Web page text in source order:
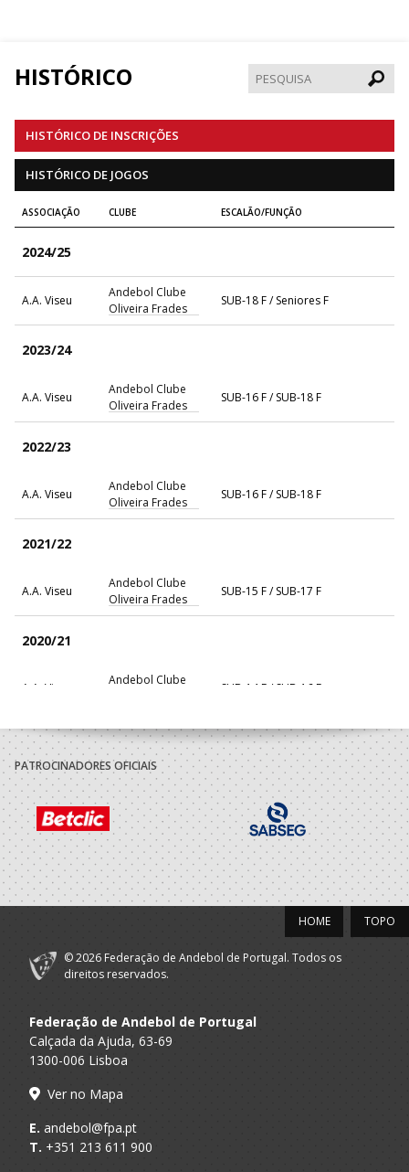
HISTÓRICO
HISTÓRICO DE INSCRIÇÕES
HISTÓRICO DE JOGOS
ASSOCIAÇÃO CLUBE ESCALÃO/FUNÇÃO
2024/25
A.A. Viseu
Andebol Clube
Oliveira Frades
SUB-18 F / Seniores F
2023/24
A.A. Viseu
Andebol Clube
Oliveira Frades
SUB-16 F / SUB-18 F
2022/23
A.A. Viseu
Andebol Clube
Oliveira Frades
SUB-16 F / SUB-18 F
2021/22
A.A. Viseu
Andebol Clube
Oliveira Frades
SUB-15 F / SUB-17 F
2020/21
A.A. Viseu
Andebol Clube
SUB-14 F / SUB-16 F
2019/20
A.A. Viseu
Andebol Clube
Oliveira Frades
Infantis F / Iniciados F
A.A. Viseu
Andebol Clube
Oliveira Frades
Infantis F
PATROCINADORES OFICIAIS
TOPO
HOME
© 2026 Federação de Andebol de Portugal. Todos os
direitos reservados.
Federação de Andebol de Portugal
Calçada da Ajuda, 63-69
1300-006 Lisboa
Ver no Mapa
E. andebol@fpa.pt
T. +351 213 611 900